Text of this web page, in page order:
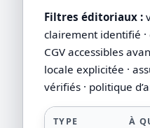
Filtres éditoriaux :
clairement identifié ·
CGV accessibles
locale explicitée ·
vérifiés · politique
TYPE
À